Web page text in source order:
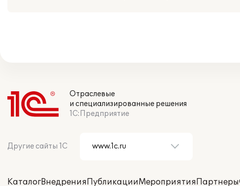
Отраслевые
и специализированные решения
1С:Предприятие
Другие сайты 1С
КаталогВнедренияПубликацииМероприятияПартнеры